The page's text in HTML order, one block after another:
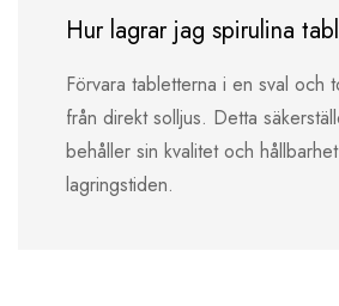
Hur lagrar jag spirulina
Förvara tabletterna i en sval och
från direkt solljus. Detta
behåller sin kvalitet och
lagringstiden.